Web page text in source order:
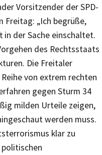
Vorsitzender der SPD-
Freitag: „Ich begrüße,
in der Sache einschaltet.
des Rechtsstaats
Die Freitaler
von extrem rechten
gegen Sturm 34
milden Urteile zeigen,
werden muss.
klar zu
politischen